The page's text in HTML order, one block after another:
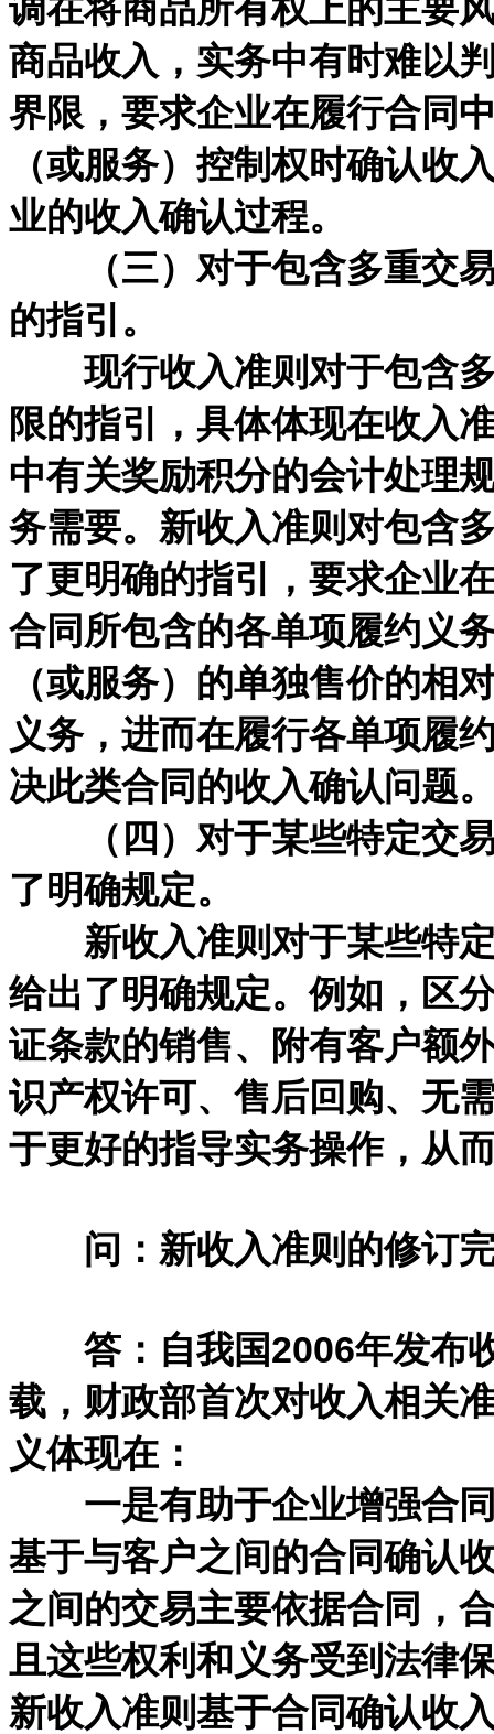
调在将商品所有权上的主要
商品收入，实务中有时难以
界限，要求企业在履行合同
（或服务）控制权时确认收
业的收入确认过程。
（三）对于包含多重交易
的指引。
现行收入准则对于包含多
限的指引，具体体现在收入
中有关奖励积分的会计处理
务需要。新收入准则对包含
了更明确的指引，要求企业
合同所包含的各单项履约义
（或服务）的单独售价的相
义务，进而在履行各单项履
决此类合同的收入确认问题
（四）对于某些特定交易
了明确规定。
新收入准则对于某些特定
给出了明确规定。例如，区
证条款的销售、附有客户额
识产权许可、售后回购、无
于更好的指导实务操作，从
问：新收入准则的修订完
答：自我国2006年发布收
载，财政部首次对收入相关
义体现在：
一是有助于企业增强合同
基于与客户之间的合同确认
之间的交易主要依据合同，
且这些权利和义务受到法律
新收入准则基于合同确认收